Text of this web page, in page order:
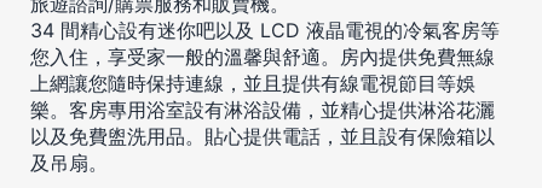
34 間精心設有迷你吧以及 LCD 液晶電視的冷氣客房等
您入住，享受家一般的溫馨與舒適。房內提供免費無線
上網讓您隨時保持連線，並且提供有線電視節目等娛
樂。客房專用浴室設有淋浴設備，並精心提供淋浴花灑
以及免費盥洗用品。貼心提供電話，並且設有保險箱以
及吊扇。